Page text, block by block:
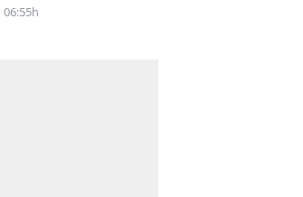
06:55h